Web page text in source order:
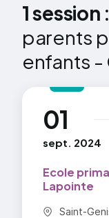
1 session :
parents
enfants -
01
sept. 2024
au
Ecole
Lapointe
Commune
Saint-